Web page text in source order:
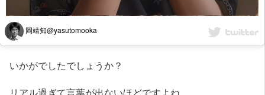
岡靖知@yasutomooka
いかがでしたでしょうか？
リアル過ぎて言葉が出ないほどですよね。